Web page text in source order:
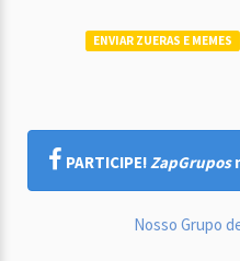
ENVIAR ZUERAS E MEMES
PARTICIPE!ZapGrupos
Nosso Grupo